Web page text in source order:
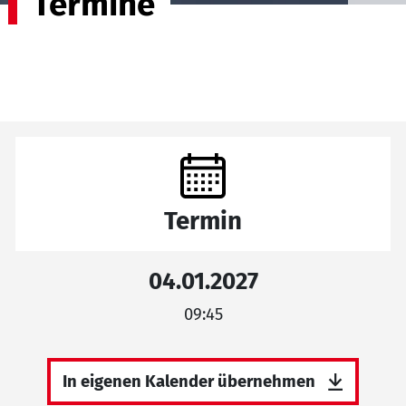
Termin
04.01.2027
09:45
In eigenen Kalender übernehmen